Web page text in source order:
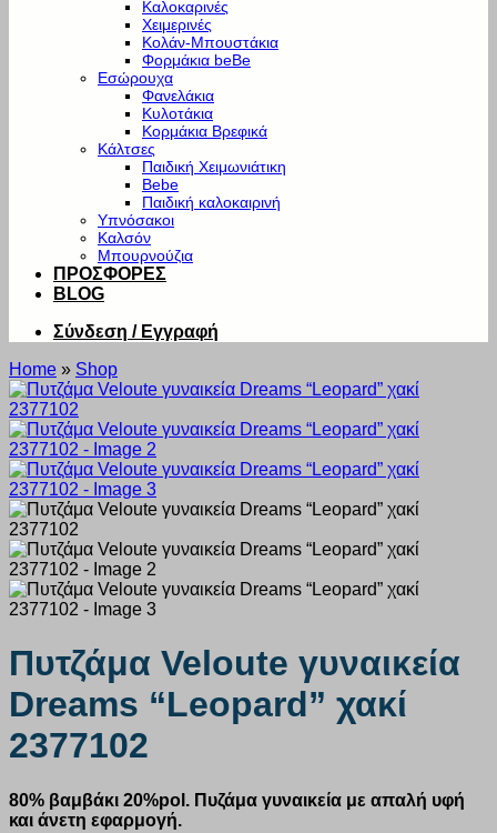
Καλοκαρινές
Χειμερινές
Κολάν-Μπουστάκια
Φορμάκια beBe
Εσώρουχα
Φανελάκια
Κυλοτάκια
Κορμάκια Βρεφικά
Κάλτσες
Παιδική Χειμωνιάτικη
Bebe
Παιδική καλοκαιρινή
Υπνόσακοι
Καλσόν
Μπουρνούζια
ΠΡΟΣΦΟΡΕΣ
BLOG
Σύνδεση / Εγγραφή
Home » Shop
Πυτζάμα Veloute γυναικεία
Dreams “Leopard” χακί
2377102
80% βαμβάκι 20%pol. Πυζάμα γυναικεία με απαλή υφή
και άνετη εφαρμογή.